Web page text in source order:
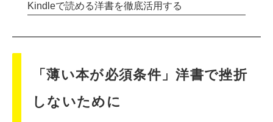
Kindleで読める洋書を徹底活用する
「薄い本が必須条件」洋書で挫折
しないために